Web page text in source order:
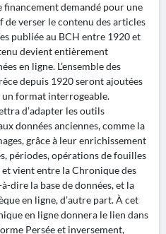
financement demandé pour une
verser le contenu des articles
publiée au BCH entre 1920 et
devient entièrement
en ligne. L’ensemble des
depuis 1920 seront ajoutées
un format interrogeable.
d’adapter les outils
données anciennes, comme la
grâce à leur enrichissement
périodes, opérations de fouilles
vient entre la Chronique des
dire la base de données, et la
en ligne, d’autre part. À cet
en ligne donnera le lien dans
Persée et inversement,